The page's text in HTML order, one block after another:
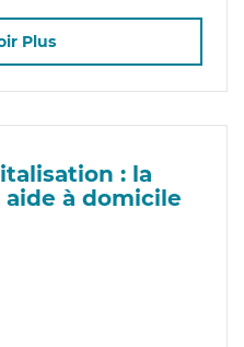
Plus
: la
à domicile